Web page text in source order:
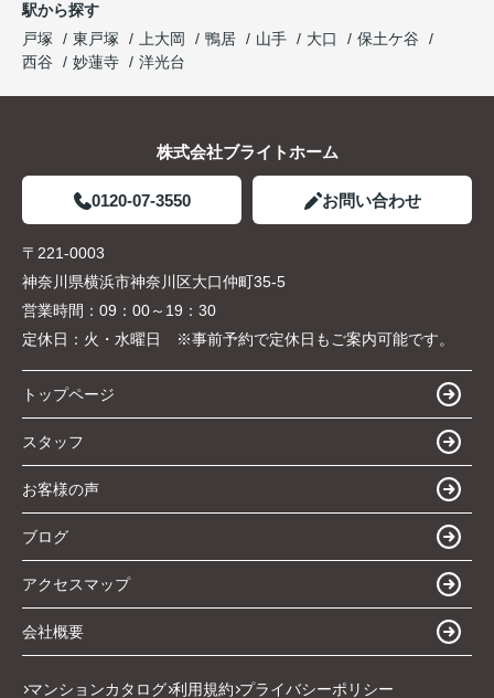
駅から探す
戸塚
東戸塚 上大岡 鴨居 山手 大口
保土ケ谷
西谷
妙蓮寺 洋光台
株式会社ブライトホーム
0120-07-3550 お問い合わせ
〒221-0003
神奈川県横浜市神奈川区大口仲町35-5
営業時間： 09：00～19：30
定休日： 火・水曜日 ※事前予約で定休日もご案内可能です。
トップページ
スタッフ
お客様の声
ブログ
アクセスマップ
会社概要
マンションカタログ 利用規約 プライバシーポリシー